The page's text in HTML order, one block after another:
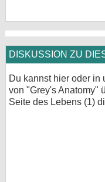
DISKUSSION ZU
Du kannst hier oder in
von "Grey's Anatomy"
Seite des Lebens (1)